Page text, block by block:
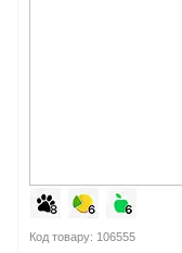
Код товару: 106555